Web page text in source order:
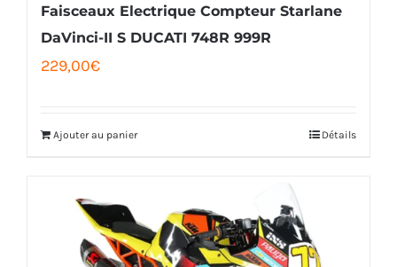
Faisceaux Electrique Compteur Starlane
DaVinci-II S DUCATI 748R 999R
229,00€
Ajouter au panier Détails